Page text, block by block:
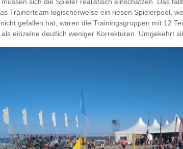
Trainerteam logischerweise ein riesen Spielerpool,
gefallen hat, waren die Trainingsgruppen mit 12
einzelne deutlich weniger Korrekturen. Umgekehrt